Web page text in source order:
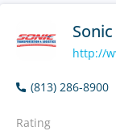
http://
(813) 286-8900
Rating